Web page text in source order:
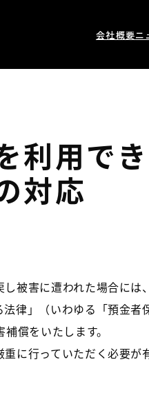
会社概要ニ
利用で
対応
被害に遭われた場合には
律」（いわゆる「預金者
償をいたします。
に行っていただく必要が